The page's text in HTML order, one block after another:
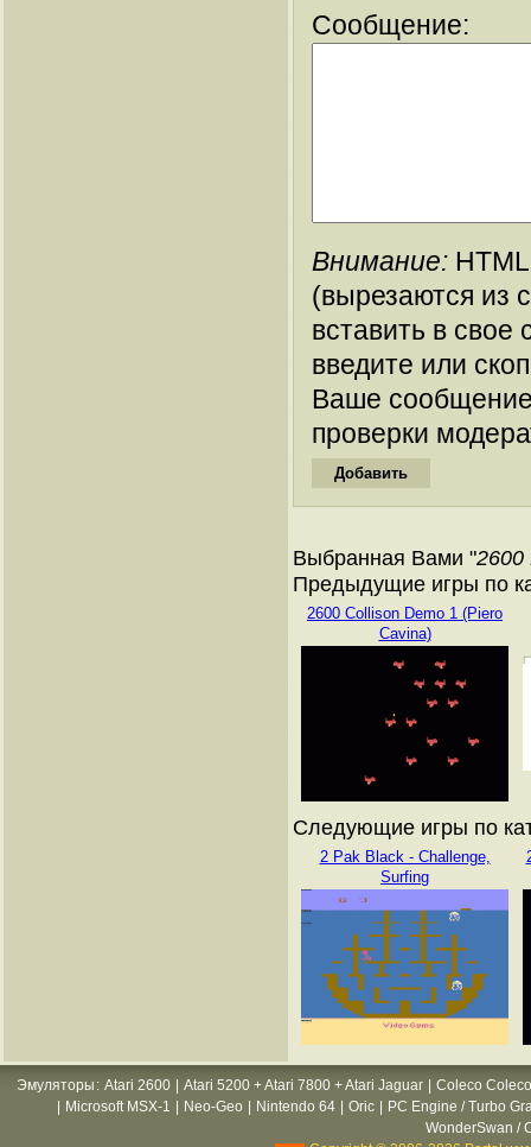
Сообщение:
Внимание:
(вырезаются из
вставить в
введите или
Ваше
проверки
Выбранная Вами "2600
Предыдущие игры по
2600 Collison Demo 1 (Piero
Cavina)
Следующие игры по
2 Pak Black - Challenge,
Surfing
Эмуляторы : Atari 2600 Atari 5200 + Atari 7800 + Atari Jaguar
Coleco
Microsoft MSX-1 Neo-Geo Nintendo 64 Oric
PC Engine / Turbo
WonderSwan /